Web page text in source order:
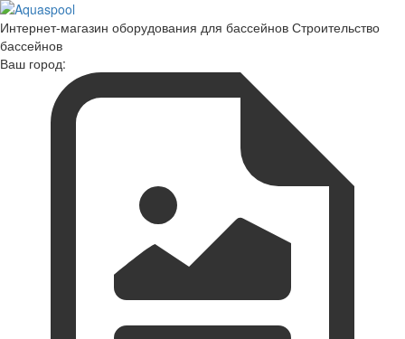
Интернет-магазин оборудования для бассейнов Строительство
бассейнов
Ваш город: